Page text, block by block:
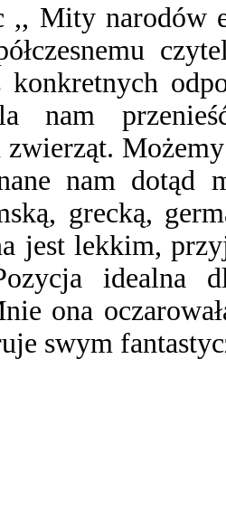
,, Mity narodów
nam
zwierząt.
nam dotąd
grecką,
jest lekkim,
ona
swym